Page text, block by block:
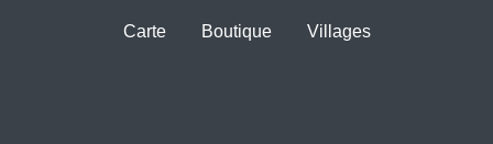
Carte Boutique Villages